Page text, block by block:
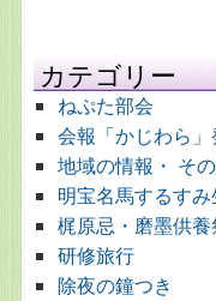
カテゴリー
ねぷた部会
会報「かじわら
地域の情報・ そ
明宝名馬するすみ
梶原忌・磨墨供養
研修旅行
除夜の鐘つき